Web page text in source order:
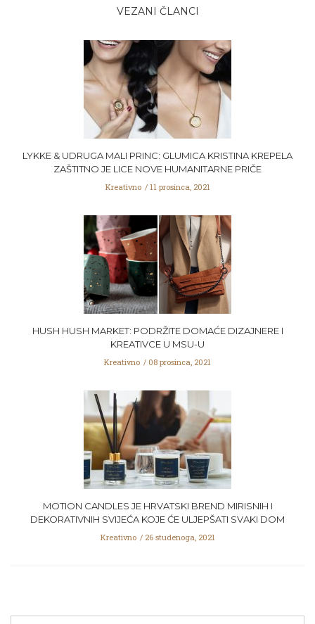
VEZANI ČLANCI
LYKKE & UDRUGA MALI PRINC: GLUMICA KRISTINA KREPELA
ZAŠTITNO JE LICE NOVE HUMANITARNE PRIČE
Kreativno 11 prosinca, 2021
HUSH HUSH MARKET: PODRŽITE DOMAĆE DIZAJNERE I
KREATIVCE U MSU-U
Kreativno 08 prosinca, 2021
MOTION CANDLES JE HRVATSKI BREND MIRISNIH I
DEKORATIVNIH SVIJEĆA KOJE ĆE ULJEPŠATI SVAKI DOM
Kreativno 26 studenoga, 2021